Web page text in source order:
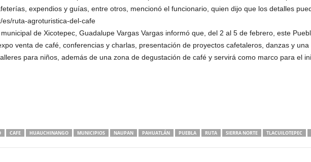
expendios y guías, entre otros, mencionó el funcionario, quien dijo que los detalles
es/ruta-agroturistica-del-cafe
de Xicotepec, Guadalupe Vargas Vargas informó que, del 2 al 5 de febrero, este
venta de café, conferencias y charlas, presentación de proyectos cafetaleros, danzas y
para niños, además de una zona de degustación de café y servirá como marco para el
CAFE HUAUCHINANGO MUNICIPIOS NAUPAN PAHUATLÁN PUEBLA RUTA SIERRA NORTE TLACUILOTEPEC